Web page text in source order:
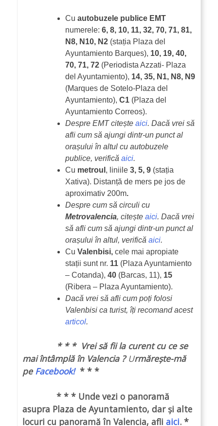
Cu autobuzele publice EMT
numerele: 6, 8, 10, 11, 32, 70, 71, 81,
N8, N10, N2 (stația Plaza del
Ayuntamiento Barques), 10, 19, 40,
70, 71, 72 (Periodista Azzati- Plaza
del Ayuntamiento), 14, 35, N1, N8, N9
(Marques de Sotelo-Plaza del
Ayuntamiento), C1 (Plaza del
Ayuntamiento Correos).
Despre EMT citește aici. Dacă vrei să
afli cum să ajungi dintr-un punct al
orașului în altul cu autobuzele
publice, verifică aici.
Cu metroul , liniile 3, 5, 9 (stația
Xativa). Distanță de mers pe jos de
aproximativ 200m.
Despre cum să circuli cu
Metrovalencia, citește aici. Dacă vrei
să afli cum să ajungi dintr-un punct al
orașului în altul, verifică aici.
Cu Valenbisi, cele mai apropiate
stații sunt nr. 11 (Plaza Ayuntamiento
– Cotanda), 40 (Barcas, 11), 15
(Ribera – Plaza Ayuntamiento).
Dacă vrei să afli cum poți folosi
Valenbisi ca turist, îți recomand acest
articol.
* * * Vrei să fii la curent cu ce se
mai întâmplă în Valencia ?Urmărește-mă
pe Facebook! * * *
* * * Unde vezi o panoramă
asupra Plaza de Ayuntamiento, dar și alte
locuri cu panoramă în Valencia, afli aici. *